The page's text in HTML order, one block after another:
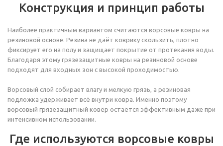
Конструкция и принцип работы
Наиболее практичным вариантом считаются ворсовые ковры на
резиновой основе. Резина не даёт коврику скользить, плотно
фиксирует его на полу и защищает покрытие от протекания воды.
Благодаря этому грязезащитные ковры на резиновой основе
подходят для входных зон с высокой проходимостью.
Ворсовый слой собирает влагу и мелкую грязь, а резиновая
подложка удерживает всё внутри ковра. Именно поэтому
ворсовый грязезащитный ковёр остаётся эффективным даже при
интенсивном использовании.
Где используются ворсовые ковры